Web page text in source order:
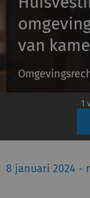
van
1
8 januari 2024 -